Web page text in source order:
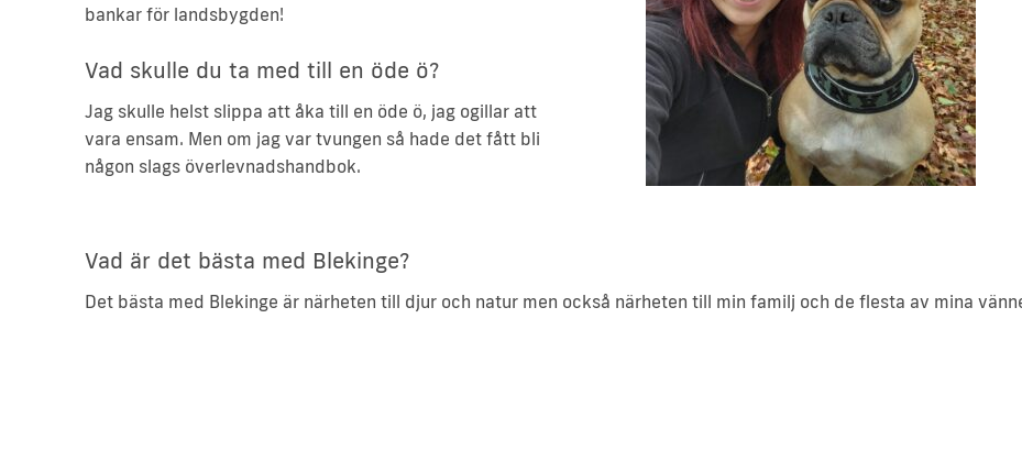
bankar för landsbygden!
Vad skulle du ta med till en öde ö?
Jag skulle helst slippa att åka till en öde ö, jag ogillar att
vara ensam. Men om jag var tvungen så hade det fått bli
någon slags överlevnadshandbok.
Vad är det bästa med Blekinge?
Det bästa med Blekinge är närheten till djur och natur men också närheten till min familj och de flesta av mina